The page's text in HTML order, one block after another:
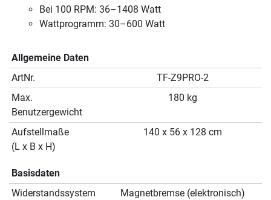
Bei 100 RPM: 36–1408 Watt
Wattprogramm: 30–600 Watt
Allgemeine Daten
ArtNr.
TF-Z9PRO-2
Max.
Benutzergewicht
180 kg
Aufstellmaße
(L x B x H)
140 x 56 x 128 cm
Basisdaten
Widerstandssystem
Magnetbremse (elektronisch)